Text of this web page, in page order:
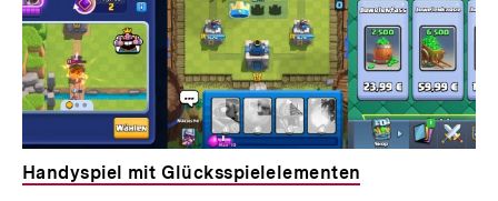
Handyspiel mit Glücksspielelementen